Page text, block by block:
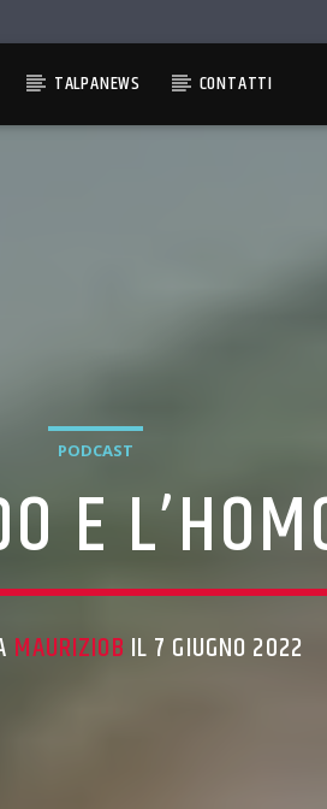
TALPANEWS CONTATTI
PODCAST
E
MAURIZIOB IL 7 GIUGNO 2022